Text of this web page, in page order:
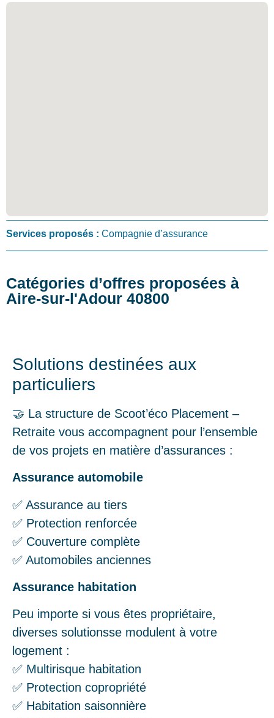
Services proposés : Compagnie d’assurance
Catégories d’offres proposées à
Aire-sur-l'Adour 40800
Solutions destinées aux
particuliers
🤝 La structure de Scoot’éco Placement –
Retraite vous accompagnent pour l’ensemble
de vos projets en matière d’assurances :
Assurance automobile
✅ Assurance au tiers
✅ Protection renforcée
✅ Couverture complète
✅ Automobiles anciennes
Assurance habitation
Peu importe si vous êtes propriétaire,
diverses solutionsse modulent à votre
logement :
✅ Multirisque habitation
✅ Protection copropriété
✅ Habitation saisonnière